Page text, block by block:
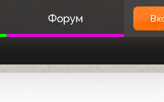
Форум